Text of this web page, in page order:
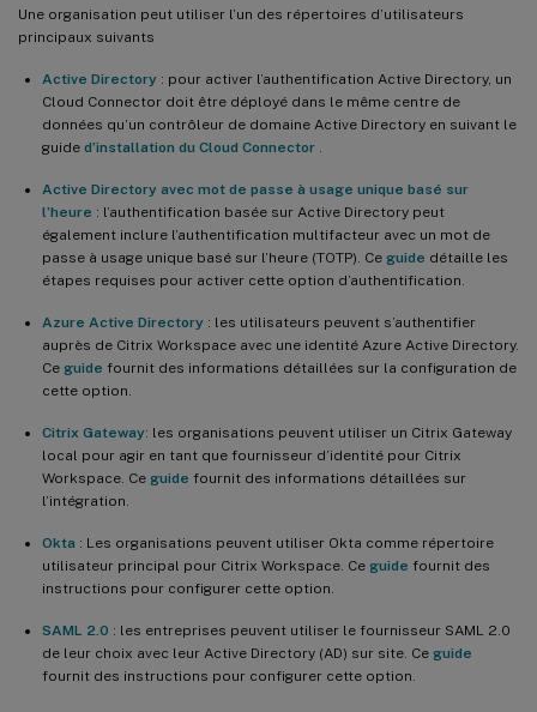
Une organisation peut utiliser l’un des répertoires d’utilisateurs
principaux suivants
Active Directory : pour activer l’authentification Active Directory, un
Cloud Connector doit être déployé dans le même centre de
données qu’un contrôleur de domaine Active Directory en suivant le
guide d’installation du Cloud Connector
Active Directory avec mot de passe à usage unique basé sur
l’heure : l’authentification basée sur Active Directory peut
également inclure l’authentification multifacteur avec un mot de
passe à usage unique basé sur l’heure (TOTP). Ce guide détaille les
étapes requises pour activer cette option d’authentification.
Azure Active Directory : les utilisateurs peuvent s’authentifier
auprès de Citrix Workspace avec une identité Azure Active Directory.
Ce guide fournit des informations détaillées sur la configuration de
cette option.
Citrix Gateway: les organisations peuvent utiliser un Citrix Gateway
local pour agir en tant que fournisseur d’identité pour Citrix
Workspace. Ce guide fournit des informations détaillées sur
l’intégration.
Okta : Les organisations peuvent utiliser Okta comme répertoire
utilisateur principal pour Citrix Workspace. Ce guide fournit des
instructions pour configurer cette option.
SAML 2.0 : les entreprises peuvent utiliser le fournisseur SAML 2.0
de leur choix avec leur Active Directory (AD) sur site. Ce guide
fournit des instructions pour configurer cette option.